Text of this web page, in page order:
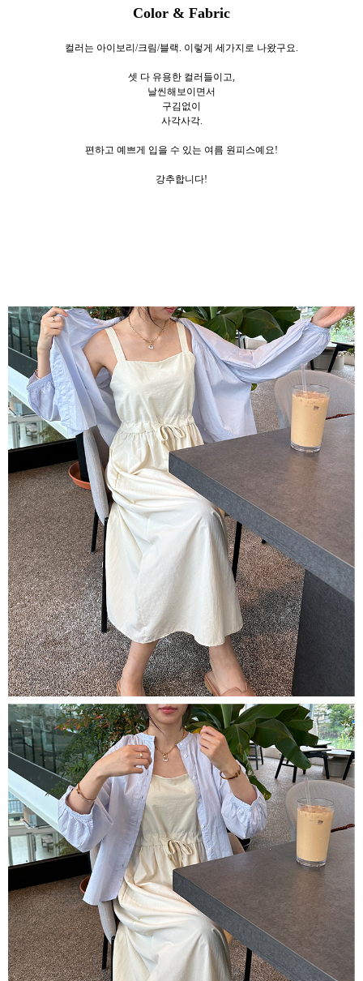
Color & Fabric
컬러는 아이보리/크림/블랙. 이렇게 세가지로 나왔구요.
셋 다 유용한 컬러들이고,
날씬해보이면서
구김없이
사각사각.
편하고 예쁘게 입을 수 있는 여름 원피스예요!
강추합니다!